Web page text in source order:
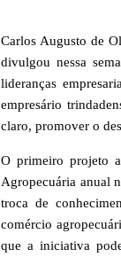
Carlos Augusto de
divulgou nessa
lideranças
empresário
claro, promover o
O primeiro projeto
Agropecuária anual
troca de
comércio
que a iniciativa